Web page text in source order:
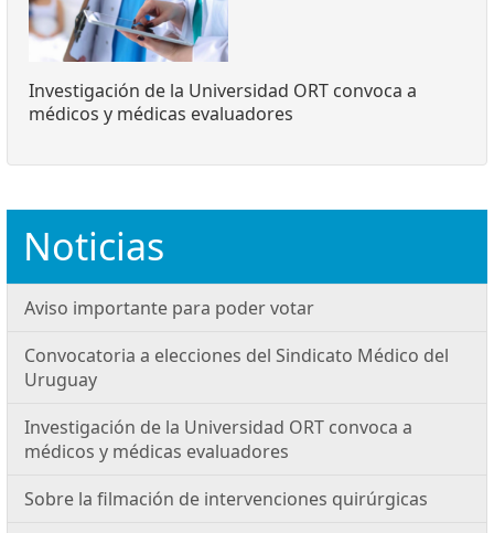
Investigación de la Universidad ORT convoca a
médicos y médicas evaluadores
Noticias
Aviso importante para poder votar
Convocatoria a elecciones del Sindicato Médico del
Uruguay
Investigación de la Universidad ORT convoca a
médicos y médicas evaluadores
Sobre la filmación de intervenciones quirúrgicas